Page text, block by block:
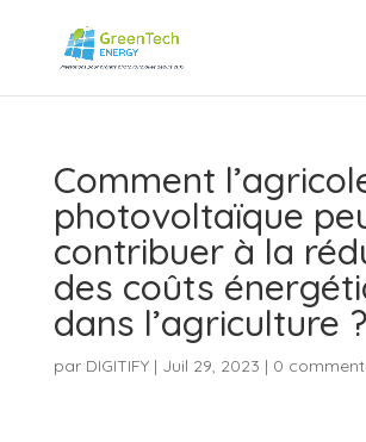
Comment
photovoltaïque
contribuer à la
des coûts
dans l’agriculture ?
par DIGITIFY| Juil 29, 2023 | 0